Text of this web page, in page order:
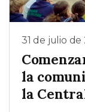
31 de julio de
la
la